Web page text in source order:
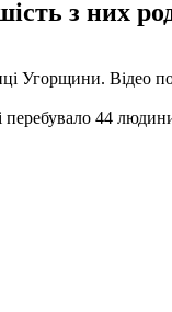
з них
Угорщини.
44